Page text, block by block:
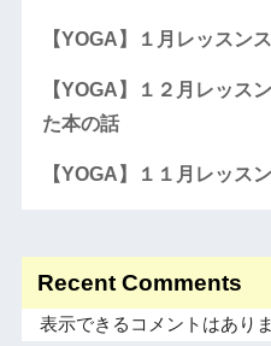
【YOGA】１月レッスン
【YOGA】１２月レッス
た本の話
【YOGA】１１月レッス
Recent Comments
表示できるコメントはありま